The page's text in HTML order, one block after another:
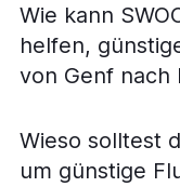
Flüge von Basel
Flüge von Basel
Flüge von Basel
Flüge von Basel
Flüge von Zürich
Wie kann
helfen,
von Genf nach
Wieso solltest
um günstige